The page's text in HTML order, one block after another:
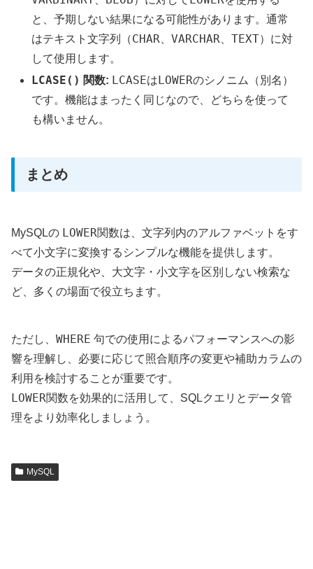
と、予期しない結果になる可能性があります。通常
はテキスト文字列（CHAR 、VARCHAR 、TEXT）に対
して使用します。
LCASE() 関数: LCASEは LOWERのシノニム（別名）
です。機能はまったく同じなので、どちらを使って
も構いません。
まとめ
MySQLの LOWER関数は、文字列内のアルファベットをす
べて小文字に変換するシンプルな機能を提供します。
データの正規化や、大文字・小文字を区別しない検索な
ど、多くの場面で役立ちます。
ただし、 WHERE 句での使用によるパフォーマンスへの影
響を理解し、必要に応じて照合順序の変更や補助カラムの
利用を検討することが重要です。
LOWER関数を効果的に活用して、SQLクエリとデータ管
理をより効率化しましょう。
MySQL